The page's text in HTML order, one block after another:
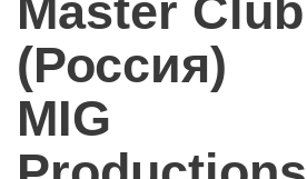
Master Club
(Россия)
MIG